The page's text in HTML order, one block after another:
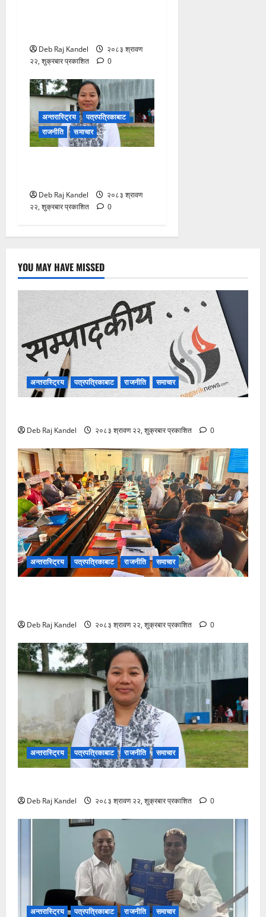
Deb Raj Kandel
२०८३ श्रावण
२२, शुक्रबार प्रकाशित
0
अन्तरास्ट्रिय
पत्रपत्रिकाबाट
राजनीति
समाचार
Deb Raj Kandel
२०८३ श्रावण
२२, शुक्रबार प्रकाशित
0
YOU MAY HAVE MISSED
अन्तरास्ट्रिय पत्रपत्रिकाबाट राजनीति समाचार
Deb Raj Kandel २०८३ श्रावण २२, शुक्रबार प्रकाशित 0
अन्तरास्ट्रिय पत्रपत्रिकाबाट राजनीति समाचार
Deb Raj Kandel २०८३ श्रावण २२, शुक्रबार प्रकाशित 0
अन्तरास्ट्रिय पत्रपत्रिकाबाट राजनीति समाचार
Deb Raj Kandel २०८३ श्रावण २२, शुक्रबार प्रकाशित 0
अन्तरास्ट्रिय पत्रपत्रिकाबाट राजनीति समाचार